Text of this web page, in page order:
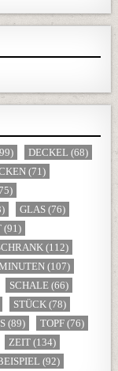
DECKEL (68)
(71)
GLAS (76)
(91)
(112)
(107)
SCHALE (66)
STÜCK (78)
(89) TOPF (76)
ZEIT (134)
(92)